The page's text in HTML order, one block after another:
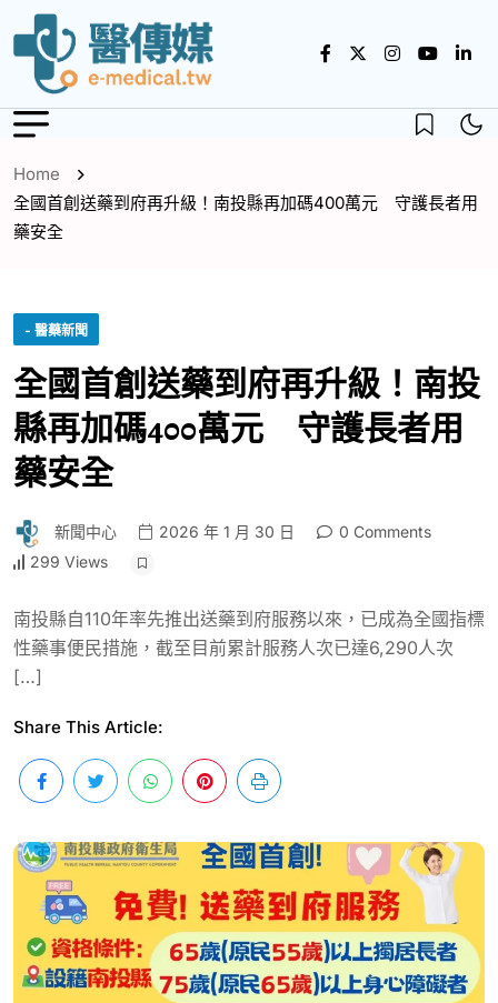
Home
全國首創送藥到府再升級！南投縣再加碼400萬元 守護長者用
藥安全
- 醫藥新聞
全國首創送藥到府再升級！南投
縣再加碼400萬元 守護長者用
藥安全
新聞中心 2026 年 1 月 30 日
0 Comments
299 Views
南投縣自110年率先推出送藥到府服務以來，已成為全國指標
性藥事便民措施，截至目前累計服務人次已達6,290人次
[…]
Share This Article: